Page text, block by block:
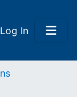
Log In(current)